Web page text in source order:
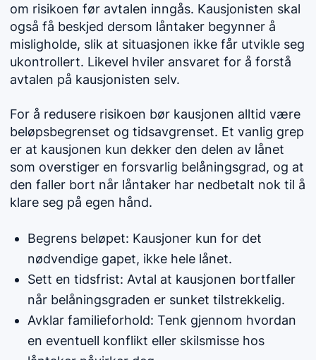
om risikoen før avtalen inngås. Kausjonisten skal
også få beskjed dersom låntaker begynner å
misligholde, slik at situasjonen ikke får utvikle seg
ukontrollert. Likevel hviler ansvaret for å forstå
avtalen på kausjonisten selv.
For å redusere risikoen bør kausjonen alltid være
beløpsbegrenset og tidsavgrenset. Et vanlig grep
er at kausjonen kun dekker den delen av lånet
som overstiger en forsvarlig belåningsgrad, og at
den faller bort når låntaker har nedbetalt nok til å
klare seg på egen hånd.
Begrens beløpet: Kausjoner kun for det
nødvendige gapet, ikke hele lånet.
Sett en tidsfrist: Avtal at kausjonen bortfaller
når belåningsgraden er sunket tilstrekkelig.
Avklar familieforhold: Tenk gjennom hvordan
en eventuell konflikt eller skilsmisse hos